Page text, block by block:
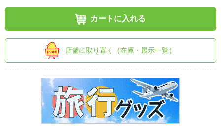
カートに入れる
店舗に取り置く（在庫・展示一覧）